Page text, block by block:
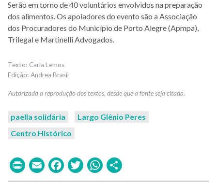
Serão em torno de 40 voluntários envolvidos na preparação
dos alimentos. Os apoiadores do evento são a Associação
dos Procuradores do Município de Porto Alegre (Apmpa),
Trilegal e Martinelli Advogados.
Carla Lemos
Andrea Brasil
paella solidária
Largo Glênio Peres
Centro Histórico
PrintEmailFacebook
TwitterWhatsApp